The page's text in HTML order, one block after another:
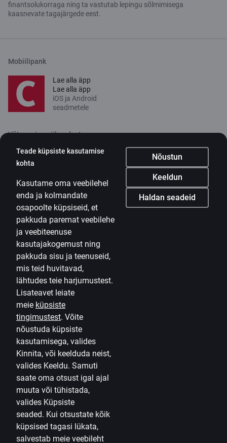
Teade küpsiste kasutamise
kohta
Nõustun
Keeldun
Haldan seadeid
Kasutame oma veebilehel
enda ja kolmandate
osapoolte küpsiseid, et
pakkuda paremat veebilehe
ja veebiteenuse
kasutajakogemust ning
pakkuda sisu ja teenuseid,
mis teid huvitavad,
lähtudes teie harjumustest.
Lisateavet leiate
meie küpsiste
tingimustest. Võite
nõustuda küpsiste
kasutamisega, valides
Kinnita, või keelduda neist,
valides Keeldu. Samuti
saate oma otsust igal ajal
muuta või tühistada,
valides Küpsiste
seaded. Kui otsustate kõik
küpsised tagasi lükata,
salvestab meie veebileht
finantsolukorraga ning ta vastutab lepingu sõlmimisega
kaasnevate tagajärgede eest.
Mobiilipank
Lae alla äpp
Lae alla äpp
iOS ja Android
seadmetele
Võta meiega ühendust
Kontakt
Citadele
Ettevõttest
Uudised
Karjäär
Citadele blogi
Tingimused
Kasutustingimused
Küpsiste seaded
Isikuandmete töötlemine ja kaitse
Toodete ja teenuste tingimused
Kasulik teave
Erakliendi hinnakiri
Ärikliendi hinnakiri
Valuutakalkulaator